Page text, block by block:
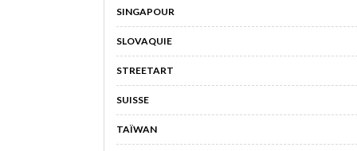
SINGAPOUR
SLOVAQUIE
STREETART
SUISSE
TAÏWAN